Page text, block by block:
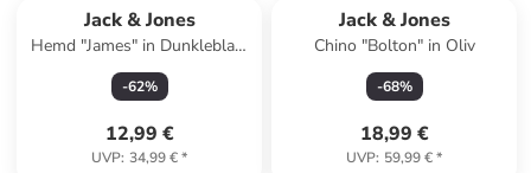
Jack & Jones
Hemd "James" in Dunkleblau/
Weiß
-62%
12,99 €
UVP: 34,99 €*
Jack & Jones
Chino "Bolton" in Oliv
-68%
18,99 €
UVP: 59,99 €*